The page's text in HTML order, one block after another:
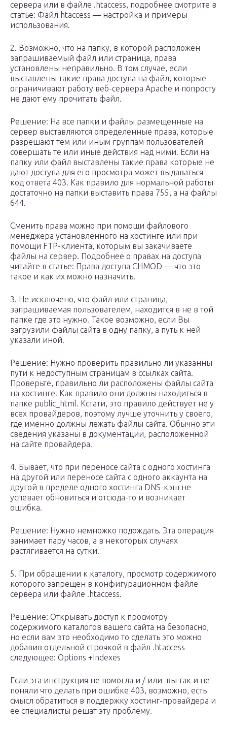
сервера или в файле .htaccess, подробнее смотрите в
статье: Файл htaccess — настройка и примеры
использования.
2. Возможно, что на папку, в которой расположен
запрашиваемый файл или страница, права
установлены неправильно. В том случае, если
выставлены такие права доступа на файл, которые
ограничивают работу веб-сервера Apache и попросту
не дают ему прочитать файл.
Решение: На все папки и файлы размещенные на
сервер выставляются определенные права, которые
разрешают тем или иным группам пользователей
совершать те или иные действия над ними. Если на
папку или файл выставлены такие права которые не
дают доступа для его просмотра может выдаваться
код ответа 403. Как правило для нормальной работы
достаточно на папки выставить права 755, а на файлы
644.
Сменить права можно при помощи файлового
менеджера установленного на хостинге или при
помощи FTP-клиента, которым вы закачиваете
файлы на сервер. Подробнее о правах на доступа
читайте в статье: Права доступа CHMOD — что это
такое и как их можно назначить.
3. Не исключено, что файл или страница,
запрашиваемая пользователем, находится в не в той
папке где это нужно. Такое возможно, если Вы
загрузили файлы сайта в одну папку, а путь к ней
указали иной.
Решение: Нужно проверить правильно ли указанны
пути к недоступным страницам в ссылках сайта.
Проверьте, правильно ли расположены файлы сайта
на хостинге. Как правило они должны находиться в
папке public_html. Кстати, это правило действует не у
всех провайдеров, поэтому лучше уточнить у своего,
где именно должны лежать файлы сайта. Обычно эти
сведения указаны в документации, расположенной
на сайте провайдера.
4. Бывает, что при переносе сайта с одного хостинга
на другой или переносе сайта с одного аккаунта на
другой в пределе одного хостинга DNS-кэш не
успевает обновиться и отсюда-то и возникает
ошибка.
Решение: Нужно немножко подождать. Эта операция
занимает пару часов, а в некоторых случаях
растягивается на сутки.
5. При обращении к каталогу, просмотр содержимого
которого запрещен в конфигурационном файле
сервера или файле .htaccess.
Решение: Открывать доступ к просмотру
содержимого каталогов вашего сайта на безопасно,
но если вам это необходимо то сделать это можно
добавив отдельной строчкой в файл .htaccess
следующее: Options +Indexes
Если эта инструкция не помогла и / или вы так и не
поняли что делать при ошибке 403, возможно, есть
смысл обратиться в поддержку хостинг-провайдера и
ее специалисты решат эту проблему.